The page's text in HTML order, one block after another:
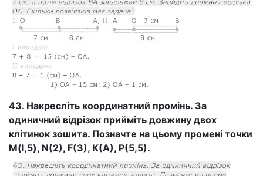
43. Накресліть координатний промінь. За
одиничний відрізок прийміть довжину двох
клітинок зошита. Позначте на цьому промені точки
M(l,5), N(2), F(3), К(А), Р(5,5).